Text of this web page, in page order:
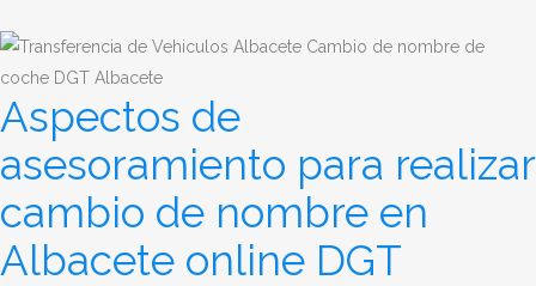
Aspectos de
asesoramiento para realizar
cambio de nombre en
Albacete online DGT